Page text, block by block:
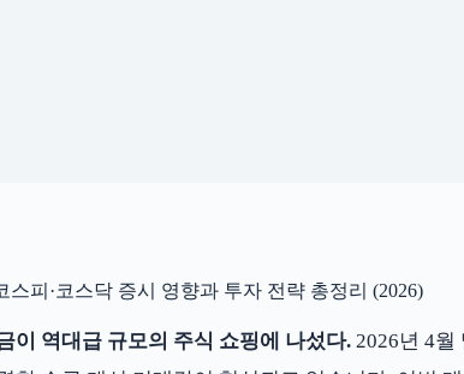
피·코스닥 증시 영향과 투자 전략 총정리 (2026)
이 역대급 규모의 주식 쇼핑에 나섰다. 2026년 4